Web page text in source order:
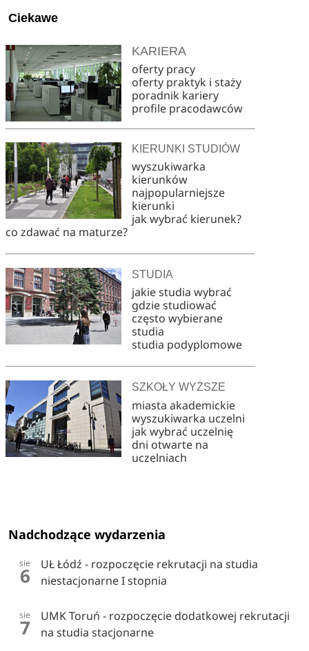
Ciekawe
KARIERA
oferty pracy
oferty praktyk i staży
poradnik kariery
profile pracodawców
KIERUNKI STUDIÓW
wyszukiwarka
kierunków
najpopularniejsze
kierunki
jak wybrać kierunek?
co zdawać na maturze?
STUDIA
jakie studia wybrać
gdzie studiować
często wybierane
studia
studia podyplomowe
SZKOŁY WYŻSZE
miasta akademickie
wyszukiwarka uczelni
jak wybrać uczelnię
dni otwarte na
uczelniach
Nadchodzące wydarzenia
sie
6
UŁ Łódź - rozpoczęcie rekrutacji na studia
niestacjonarne I stopnia
sie
7
UMK Toruń - rozpoczęcie dodatkowej rekrutacji
na studia stacjonarne